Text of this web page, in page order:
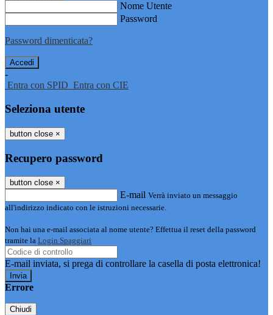
Nome Utente
Password
Password dimenticata?
-
Entra con SPID Entra con CIE
Seleziona utente
button close ×
Recupero password
button close ×
E-mail Verrà inviato un messaggio
all'indirizzo indicato con le istruzioni necessarie.
Non hai una e-mail associata al nome utente? Effettua il reset della password
tramite la Login Spaggiari
E-mail inviata, si prega di controllare la casella di posta elettronica!
Errore
Chiudi